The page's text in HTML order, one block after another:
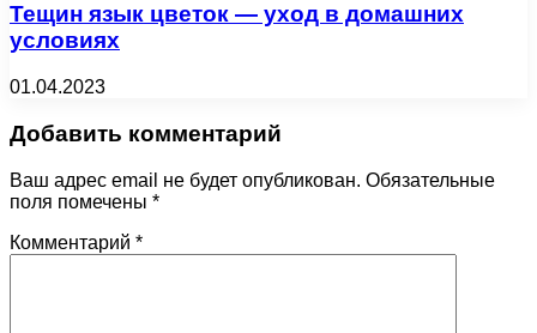
Тещин язык цветок — уход в домашних
условиях
01.04.2023
Добавить комментарий
Ваш адрес email не будет опубликован. Обязательные
поля помечены *
Комментарий *